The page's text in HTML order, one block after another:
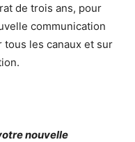
de trois ans, pour
communication
les canaux et sur
nouvelle